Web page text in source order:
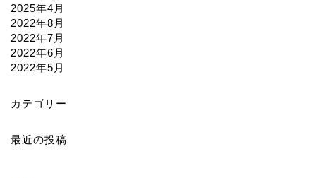
2025年4月
2022年8月
2022年7月
2022年6月
2022年5月
カテゴリー
最近の投稿